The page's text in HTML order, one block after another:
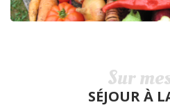
Sur
SÉJOUR À